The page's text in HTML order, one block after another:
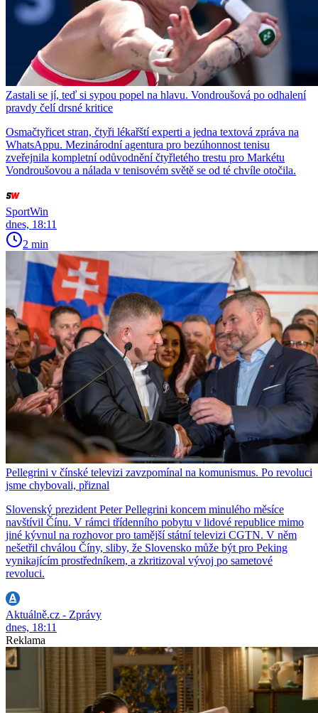
Zastali se jí, teď si sypou popel na hlavu. Vondroušová po odhalení
pravdy čelí drsné kritice
Osmačtyřicet stran, čtyři lékařští experti a jedna textová zpráva na
WhatsAppu. Mezinárodní agentura pro bezúhonnost tenisu
zveřejnila kompletní odůvodnění čtyřletého trestu pro Markétu
Vondroušovou a nálada v tenisovém světě se od té chvíle otočila.
SportWin
dnes, 18:11
2 min
Pellegrini v čínské televizi zavzpomínal na komunismus. Po revoluci
jsme chybovali, přiznal
Slovenský prezident Peter Pellegrini koncem minulého měsíce
navštívil Čínu. V rámci třídenního pobytu v lidové republice mimo
jiné kývnul na rozhovor pro tamější státní televizi CGTN. V něm
nešetřil chválou Číny, sliby, že Slovensko může být pro Peking
vynikajícím prostředníkem, a zkritizoval vývoj po sametové
revoluci.
Aktuálně.cz - Zprávy
dnes, 18:11
Reklama